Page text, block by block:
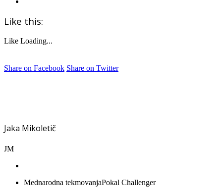
Like this:
Like Loading...
Share on Facebook Share on Twitter
Jaka Mikoletič
JM
Mednarodna tekmovanjaPokal Challenger